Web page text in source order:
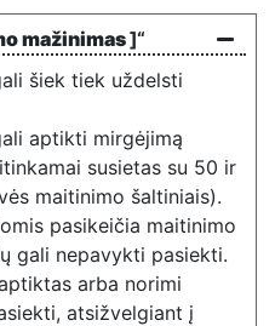
mažinimas]“
šiek tiek uždelsti
aptikti mirgėjimą
susietas su 50 ir
maitinimo šaltiniais).
pasikeičia maitinimo
gali nepavykti pasiekti.
arba norimi
atsižvelgiant į